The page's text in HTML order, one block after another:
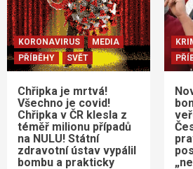
KORONAVIRUS
MEDIA
PŘÍBĚHY
SVĚT
Chřipka je mrtvá!
Všechno je covid!
Chřipka v ČR klesla z
téměř milionu případů
na NULU! Státní
zdravotní ústav vypálil
bombu a prakticky